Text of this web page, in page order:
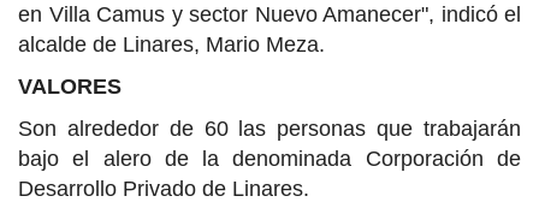
en Villa Camus y sector Nuevo Amanecer", indicó el
alcalde de Linares, Mario Meza.
VALORES
Son alrededor de 60 las personas que trabajarán
bajo el alero de la denominada Corporación de
Desarrollo Privado de Linares.